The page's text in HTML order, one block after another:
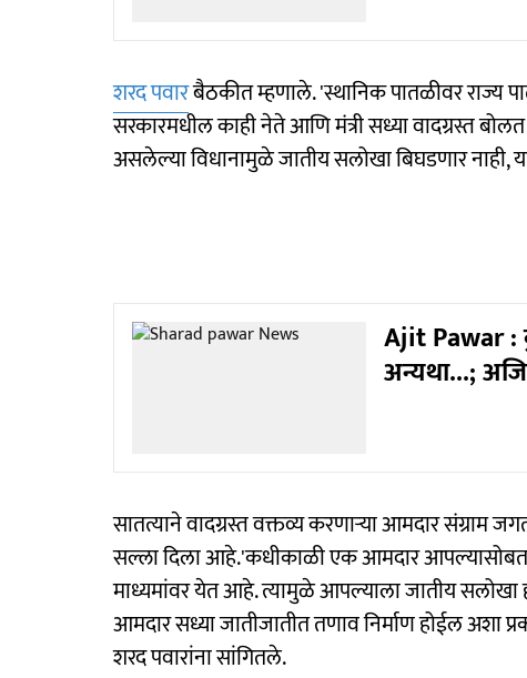
शरद पवारबैठकीत म्हणाले. 'स्थानिक पातळीवर राज्य
सरकारमधील काही नेते आणि मंत्री सध्या वादग्रस्त
असलेल्या विधानामुळे जातीय सलोखा बिघडणार नाही,
Ajit Pawar
अन्यथा...;
सातत्याने वादग्रस्त वक्तव्य करणाऱ्या आमदार संग्राम
सल्ला दिला आहे.'कधीकाळी एक आमदार
माध्यमांवर येत आहे. त्यामुळे आपल्याला जातीय सलोखा
आमदार सध्या जातीजातीत तणाव निर्माण होईल
शरद पवारांना सांगितले.